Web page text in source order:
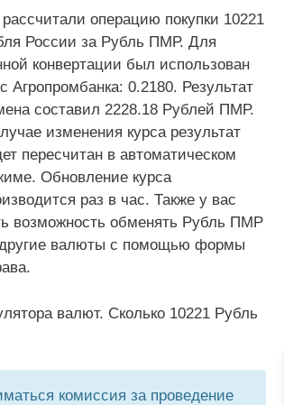
операцию покупки 10221
России за Рубль ПМР. Для
конвертации был использован
Агропромбанка: 0.2180. Результат
составил 2228.18 Рублей ПМР.
изменения курса результат
пересчитан в автоматическом
Обновление курса
раз в час. Также у вас
возможность обменять Рубль ПМР
валюты с помощью формы
валют. Сколько 10221 Рубль
комиссия за проведение